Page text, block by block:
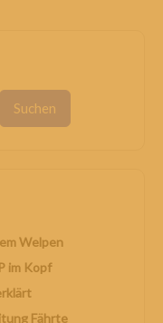
Suchen
Welpen
im Kopf
Fährte